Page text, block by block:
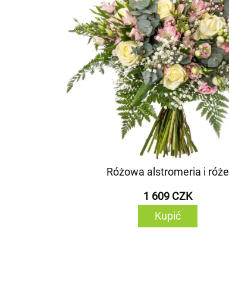
Różowa alstromeria i róże
1 609 CZK
Kupić